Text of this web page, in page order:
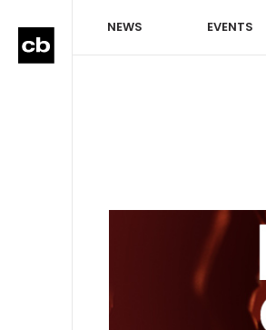
NEWS EVENTS